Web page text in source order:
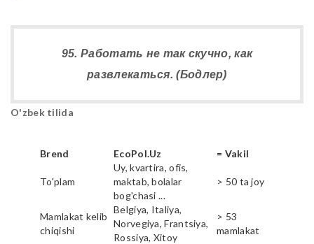
95. Работать не так скучно, как
развлекаться. (Бодлер)
O'zbek tilida
Brend EcoPol.Uz = Vakil
To'plam
Uy, kvartira, ofis,
maktab, bolalar
bog'chasi ...
> 50 ta joy
Mamlakat kelib
chiqishi
Belgiya, Italiya,
Norvegiya, Frantsiya,
Rossiya, Xitoy
> 53
mamlakat